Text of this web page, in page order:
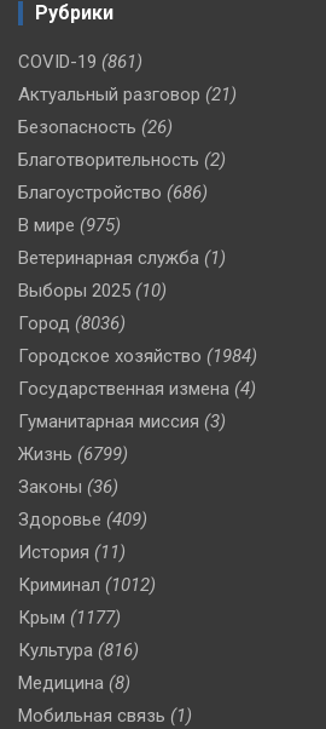
Рубрики
COVID-19 (861)
Актуальный разговор (21)
Безопасность (26)
Благотворительность (2)
Благоустройство (686)
В мире (975)
Ветеринарная служба (1)
Выборы 2025 (10)
Город (8036)
Городское хозяйство (1984)
Государственная измена (4)
Гуманитарная миссия (3)
Жизнь (6799)
Законы (36)
Здоровье (409)
История (11)
Криминал (1012)
Крым (1177)
Культура (816)
Медицина (8)
Мобильная связь (1)